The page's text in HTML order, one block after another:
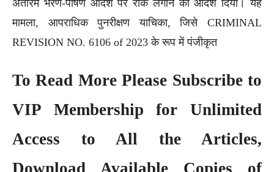
अंतरिम भरण-पोषण आदेश पर रोक लगाने का आदेश दिया। यह
मामला, आपराधिक पुनरीक्षण याचिका, जिसे CRIMINAL
REVISION NO. 6106 of 2023 के रूप में पंजीकृत
To Read More Please Subscribe to
VIP Membershipfor Unlimited
Access to All the Articles,